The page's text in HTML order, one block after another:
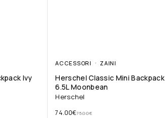
Ivy
ACCESSORI ZAINI
Herschel Classic Mini Backpack
6.5L Moonbean
Herschel
75.00€
74.00€